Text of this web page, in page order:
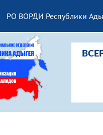
РО ВОРДИ Республики